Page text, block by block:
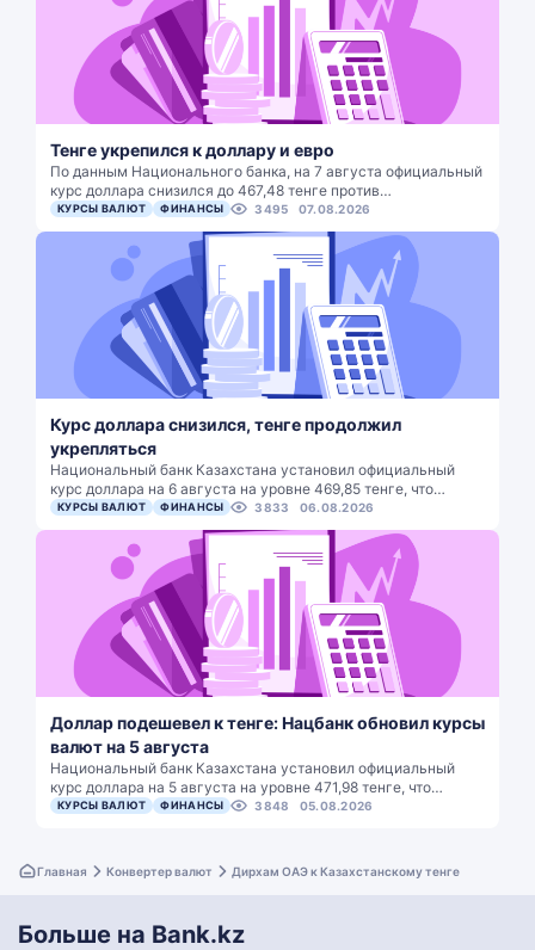
Тенге укрепился к доллару и евро
По данным Национального банка, на 7 августа официальный
курс доллара снизился до 467,48 тенге против…
КУРСЫ ВАЛЮТ ФИНАНСЫ 3495 07.08.2026
Курс доллара снизился, тенге продолжил
укрепляться
Национальный банк Казахстана установил официальный
курс доллара на 6 августа на уровне 469,85 тенге, что…
КУРСЫ ВАЛЮТ ФИНАНСЫ 3833 06.08.2026
Доллар подешевел к тенге: Нацбанк обновил курсы
валют на 5 августа
Национальный банк Казахстана установил официальный
курс доллара на 5 августа на уровне 471,98 тенге, что…
КУРСЫ ВАЛЮТ ФИНАНСЫ 3848 05.08.2026
Главная Конвертер валют Дирхам ОАЭ к Казахстанскому тенге
Больше на Bank.kz